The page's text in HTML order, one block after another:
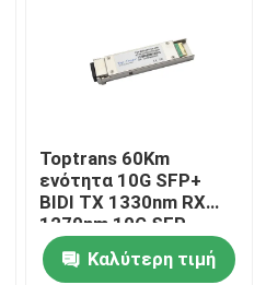
Toptrans 60Km
ενότητα 10G SFP+
BIDI TX 1330nm RX
1270nm 10G SFP
Καλύτερη τιμή